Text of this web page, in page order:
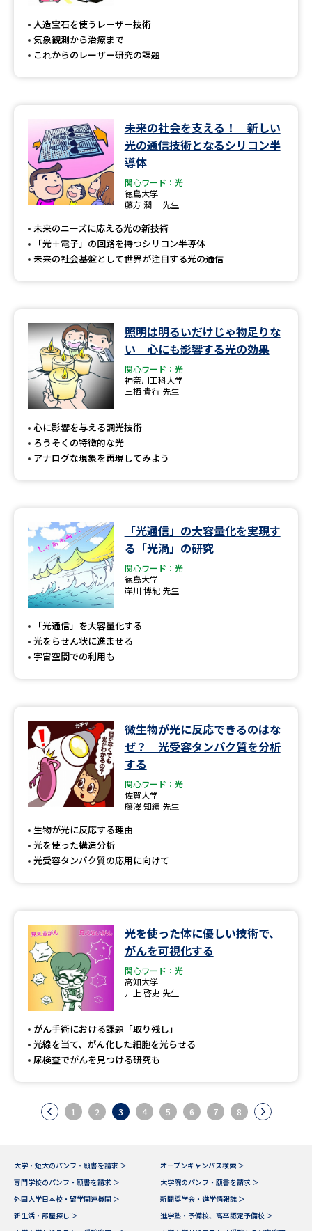
人造宝石を使うレーザー技術
気象観測から治療まで
これからのレーザー研究の課題
未来の社会を支える！ 新しい
光の通信技術となるシリコン半
導体
関心ワード：光
徳島大学
藤方 潤一 先生
未来のニーズに応える光の新技術
「光＋電子」の回路を持つシリコン半導体
未来の社会基盤として世界が注目する光の通信
照明は明るいだけじゃ物足りな
い 心にも影響する光の効果
関心ワード：光
神奈川工科大学
三栖 貴行 先生
心に影響を与える調光技術
ろうそくの特徴的な光
アナログな現象を再現してみよう
「光通信」の大容量化を実現す
る「光渦」の研究
関心ワード：光
徳島大学
岸川 博紀 先生
「光通信」を大容量化する
光をらせん状に進ませる
宇宙空間での利用も
微生物が光に反応できるのはな
ぜ？ 光受容タンパク質を分析
する
関心ワード：光
佐賀大学
藤澤 知績 先生
生物が光に反応する理由
光を使った構造分析
光受容タンパク質の応用に向けて
光を使った体に優しい技術で、
がんを可視化する
関心ワード：光
高知大学
井上 啓史 先生
がん手術における課題「取り残し」
光線を当て、がん化した細胞を光らせる
尿検査でがんを見つける研究も
1 2 3 4 5 6 7 8
大学・短大のパンフ・願書を請求 ＞
オープンキャンパス検索 ＞
専門学校のパンフ・願書を請求 ＞
大学院のパンフ・願書を請求 ＞
外国大学日本校・留学関連機関 ＞
新聞奨学会・進学情報誌 ＞
新生活・部屋探し ＞
進学塾・予備校、高卒認定予備校 ＞